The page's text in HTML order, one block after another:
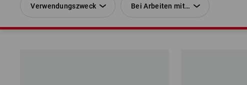
Verwendungszweck Bei Arbeiten mit…